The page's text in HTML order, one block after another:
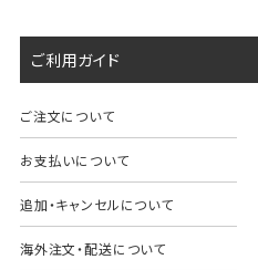
ご利用ガイド
ご注文について
お支払いについて
追加・キャンセルについて
海外注文・配送について